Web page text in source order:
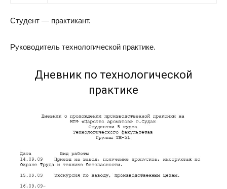
Студент — практикант.
Руководитель технологической практике.
Дневник по технологической
практике